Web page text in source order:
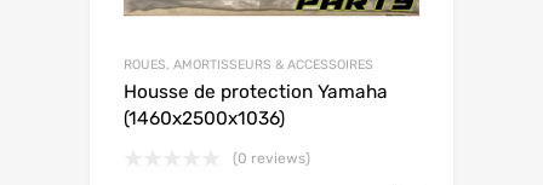
ROUES, AMORTISSEURS & ACCESSOIRES
Housse de protection Yamaha
(1460x2500x1036)
(0 reviews)